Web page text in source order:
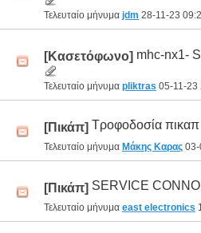
Τελευταίο μήνυμα jdm 28-11-23
[Κασετόφωνο] mhc-nx1-
Τελευταίο μήνυμα pliktras 05-11-23
[Πικάπ] Τροφοδοσία πικαπ
Τελευταίο μήνυμα Μάκης Καρας 03-
[Πικάπ] SERVICE
Τελευταίο μήνυμα east electronics